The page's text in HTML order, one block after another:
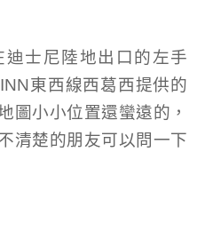
士尼陸地出口的左手
東西線西葛西提供的
圖小小位置還蠻遠的，
清楚的朋友可以問一下